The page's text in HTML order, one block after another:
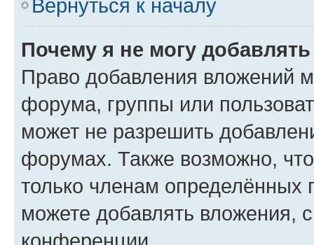
Вернуться к началу
Почему я не могу
Право добавления вложений
форума, группы или
может не разрешить
форумах. Также возможно,
только членам определённых
можете добавлять вложения,